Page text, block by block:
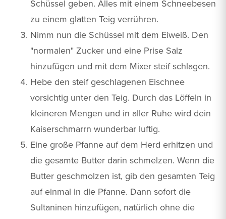
Schüssel geben. Alles mit einem Schneebesen
zu einem glatten Teig verrühren.
Nimm nun die Schüssel mit dem Eiweiß. Den
"normalen" Zucker und eine Prise Salz
hinzufügen und mit dem Mixer steif schlagen.
Hebe den steif geschlagenen Eischnee
vorsichtig unter den Teig. Durch das Löffeln in
kleineren Mengen und in aller Ruhe wird dein
Kaiserschmarrn wunderbar luftig.
Eine große Pfanne auf dem Herd erhitzen und
die gesamte Butter darin schmelzen. Wenn die
Butter geschmolzen ist, gib den gesamten Teig
auf einmal in die Pfanne. Dann sofort die
Sultaninen hinzufügen, natürlich ohne die